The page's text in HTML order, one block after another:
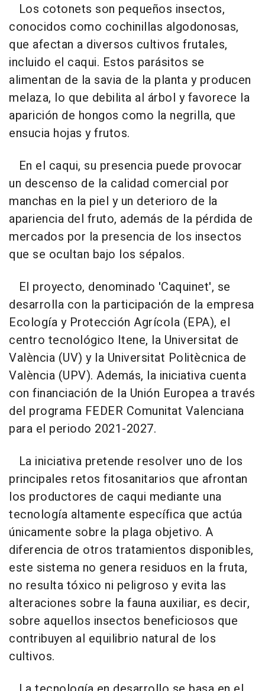
Los cotonets son pequeños insectos,
conocidos como cochinillas algodonosas,
que afectan a diversos cultivos frutales,
incluido el caqui. Estos parásitos se
alimentan de la savia de la planta y producen
melaza, lo que debilita al árbol y favorece la
aparición de hongos como la negrilla, que
ensucia hojas y frutos.
En el caqui, su presencia puede provocar
un descenso de la calidad comercial por
manchas en la piel y un deterioro de la
apariencia del fruto, además de la pérdida de
mercados por la presencia de los insectos
que se ocultan bajo los sépalos.
El proyecto, denominado 'Caquinet', se
desarrolla con la participación de la empresa
Ecología y Protección Agrícola (EPA), el
centro tecnológico Itene, la Universitat de
València (UV) y la Universitat Politècnica de
València (UPV). Además, la iniciativa cuenta
con financiación de la Unión Europea a través
del programa FEDER Comunitat Valenciana
para el periodo 2021-2027.
La iniciativa pretende resolver uno de los
principales retos fitosanitarios que afrontan
los productores de caqui mediante una
tecnología altamente específica que actúa
únicamente sobre la plaga objetivo. A
diferencia de otros tratamientos disponibles,
este sistema no genera residuos en la fruta,
no resulta tóxico ni peligroso y evita las
alteraciones sobre la fauna auxiliar, es decir,
sobre aquellos insectos beneficiosos que
contribuyen al equilibrio natural de los
cultivos.